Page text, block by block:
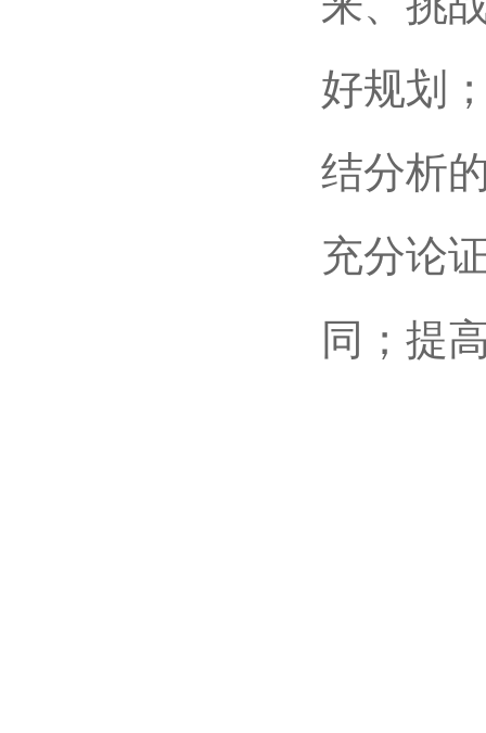
好规划
结分析
充分论
同；提